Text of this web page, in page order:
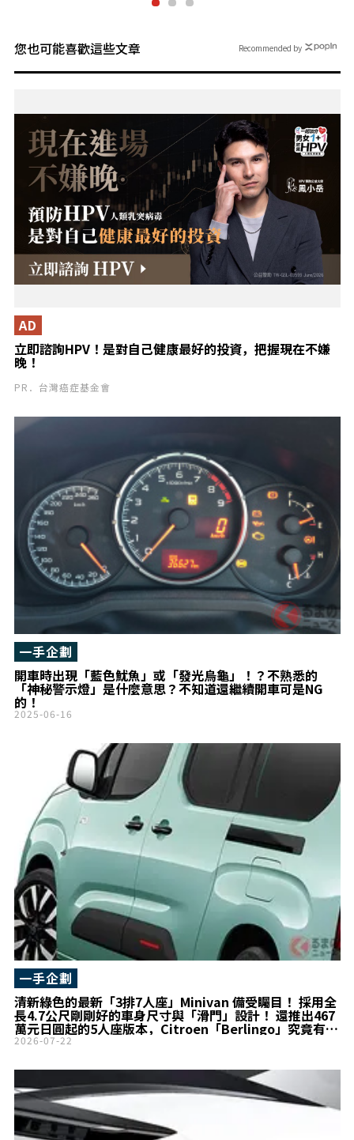
您也可能喜歡這些文章
立即諮詢HPV！是對自己健康最好的投資，把握現在不嫌
晚！
AD
PR．台灣癌症基金會
開車時出現「藍色魷魚」或「發光烏龜」！？不熟悉的
「神秘警示燈」是什麼意思？不知道還繼續開車可是NG
的！
一手企劃
2025-06-16
清新綠色的最新「3排7人座」Minivan 備受矚目！ 採用全
長4.7公尺剛剛好的車身尺寸與「滑門」設計！ 還推出467
萬元日圓起的5人座版本，Citroen「Berlingo」究竟有何
魅力？
一手企劃
2026-07-22
Recommended by